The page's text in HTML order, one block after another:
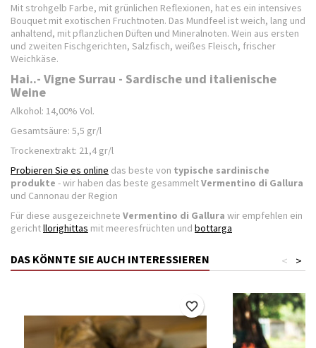
Mit strohgelb Farbe, mit grünlichen Reflexionen, hat es ein intensives
Bouquet mit exotischen Fruchtnoten. Das Mundfeel ist weich, lang und
anhaltend, mit pflanzlichen Düften und Mineralnoten. Wein aus ersten
und zweiten Fischgerichten, Salzfisch, weißes Fleisch, frischer
Weichkäse.
Hai..- Vigne Surrau - Sardische und italienische
Weine
Alkohol: 14,00% Vol.
Gesamtsäure: 5,5 gr/l
Trockenextrakt: 21,4 gr/l
Probieren Sie es online das beste von typische sardinische
produkte - wir haben das beste gesammeltVermentino di Gallura
und Cannonau der Region
Für diese ausgezeichnete Vermentino di Gallura wir empfehlen ein
gerichtllorighittas mit meeresfrüchten und bottarga
DAS KÖNNTE SIE AUCH INTERESSIEREN >
<
favorite_border